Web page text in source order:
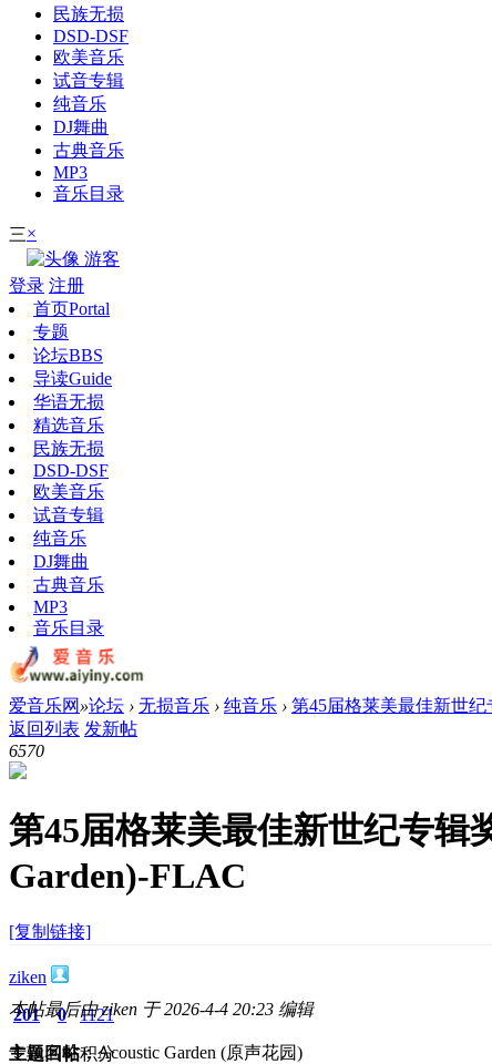
民族无损
DSD-DSF
欧美音乐
试音专辑
纯音乐
DJ舞曲
古典音乐
MP3
音乐目录
三×
游客
登录 注册
首页Portal
专题
论坛BBS
导读Guide
华语无损
精选音乐
民族无损
DSD-DSF
欧美音乐
试音专辑
纯音乐
DJ舞曲
古典音乐
MP3
音乐目录
爱音乐网 »论坛 › 无损音乐 › 纯音乐 › 第45届格莱美最佳新世纪
返回列表 发新帖
6570
第45届格莱美最佳新世纪专辑
Garden)-FLAC
[复制链接]
ziken
201
主题
0
回帖
1121
积分
本帖最后由 ziken 于 2026-4-4 20:23 编辑
专辑名称：Acoustic Garden (原声花园)